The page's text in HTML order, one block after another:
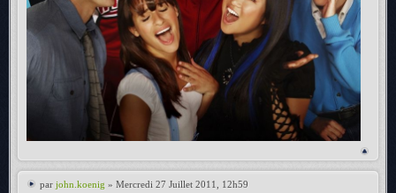
par john.koenig » Mercredi 27 Juillet 2011, 12h59